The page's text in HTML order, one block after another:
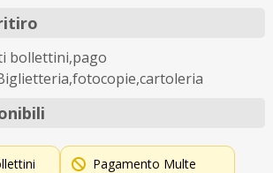
bollettini,pago
Pagamento Multe